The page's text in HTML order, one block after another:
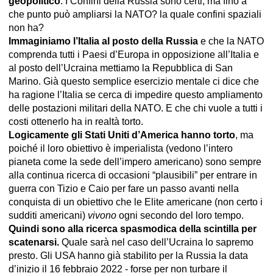
che punto può ampliarsi la NATO? la quale confini spaziali
non ha?
Immaginiamo l’Italia al posto della Russia e che la NATO
comprenda tutti i Paesi d’Europa in opposizione all’Italia e
al posto dell’Ucraina mettiamo la Repubblica di San
Marino. Già questo semplice esercizio mentale ci dice che
ha ragione l’Italia se cerca di impedire questo ampliamento
delle postazioni militari della NATO. E che chi vuole a tutti i
costi ottenerlo ha in realtà torto.
Logicamente gli Stati Uniti d’America hanno torto, ma
poiché il loro obiettivo è imperialista (vedono l’intero
pianeta come la sede dell’impero americano) sono sempre
alla continua ricerca di occasioni “plausibili” per entrare in
guerra con Tizio e Caio per fare un passo avanti nella
conquista di un obiettivo che le Elite americane (non certo i
sudditi americani) vivono ogni secondo del loro tempo.
Quindi sono alla ricerca spasmodica della scintilla per
scatenarsi. Quale sarà nel caso dell’Ucraina lo sapremo
presto. Gli USA hanno già stabilito per la Russia la data
d’inizio il 16 febbraio 2022 - forse per non turbare il